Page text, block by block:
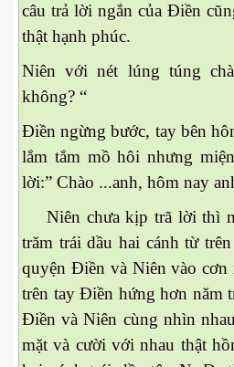
câu trả lời ngắn của Điền
thật hạnh phúc.
Niên với nét lúng túng
không? “
Điền ngừng bước, tay bên
lắm tắm mồ hôi nhưng
lời:” Chào ...anh, hôm nay
Niên chưa kịp trã lời thì
trăm trái dầu hai cánh từ
quyện Điền và Niên vào cơn
trên tay Điền hứng hơn năm
Điền và Niên cùng nhìn
mặt và cười với nhau thật